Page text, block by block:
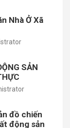
Nhà Ở Xã
SẢN
đồ chiến
động sản